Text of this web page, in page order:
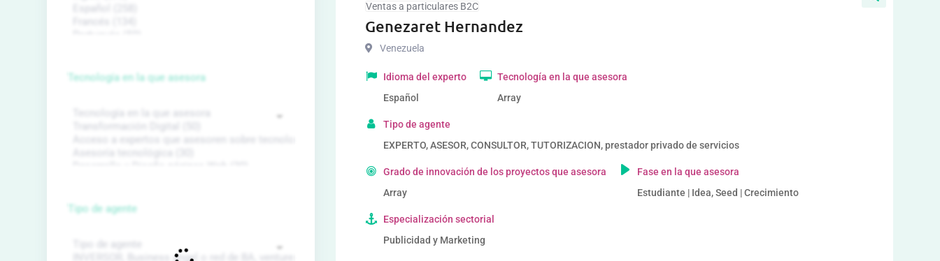
Ventas a particulares B2C
Genezaret Hernandez
Venezuela
Idioma del experto
Español
Tecnología en la que asesora
Array
Tipo de agente
EXPERTO, ASESOR, CONSULTOR, TUTORIZACION, prestador privado de servicios
Grado de innovación de los proyectos que asesora
Array
Fase en la que asesora
Estudiante | Idea, Seed | Crecimiento
Especialización sectorial
Publicidad y Marketing
Tecnología en la que asesora
Tipo de agente